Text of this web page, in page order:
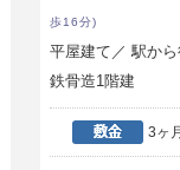
歩16分)
平屋建て／ 駅か
鉄骨造1階建
3ヶ